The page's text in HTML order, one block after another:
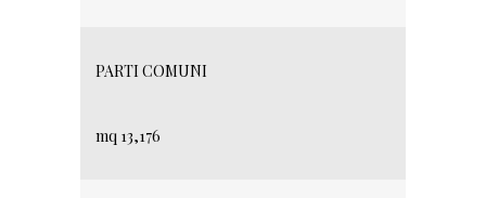
PARTI COMUNI
mq 13,176